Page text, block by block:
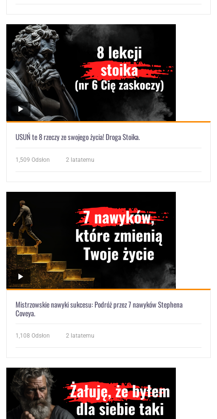
USUŃ te 8 rzeczy ze swojego życia! Droga Stoika.
1,509 Odsłon 2 latatemu
Mistrzowskie nawyki sukcesu: Podróż przez 7 nawyków Stephena
Coveya.
1,108 Odsłon 2 latatemu